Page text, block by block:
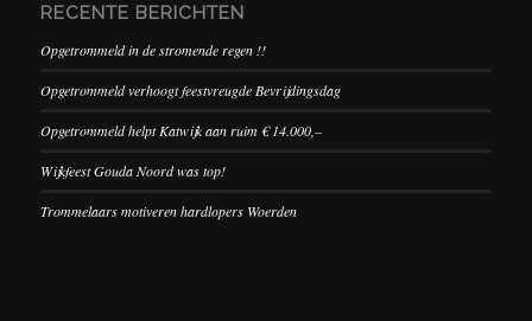
RECENTE BERICHTEN
Opgetrommeld in de stromende regen !!
Opgetrommeld verhoogt feestvreugde Bevrijdingsdag
Opgetrommeld helpt Katwijk aan ruim € 14.000,–
Wijkfeest Gouda Noord was top!
Trommelaars motiveren hardlopers Woerden